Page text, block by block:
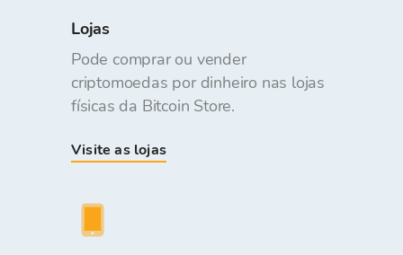
Lojas
Pode comprar ou vender
criptomoedas por dinheiro nas lojas
físicas da Bitcoin Store.
Visite as lojas